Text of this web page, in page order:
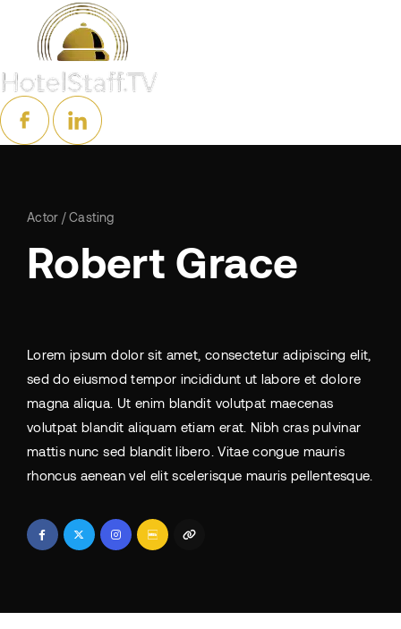
Actor Casting
Robert Grace
Lorem ipsum dolor sit amet, consectetur adipiscing elit,
sed do eiusmod tempor incididunt ut labore et dolore
magna aliqua. Ut enim blandit volutpat maecenas
volutpat blandit aliquam etiam erat. Nibh cras pulvinar
mattis nunc sed blandit libero. Vitae congue mauris
rhoncus aenean vel elit scelerisque mauris pellentesque.